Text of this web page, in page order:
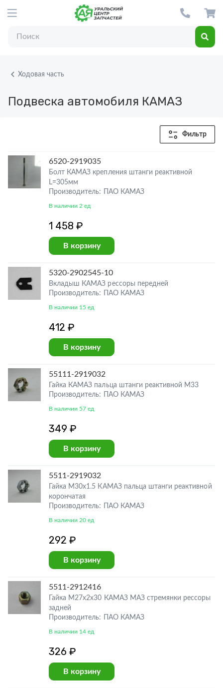
Ходовая часть
Подвеска автомобиля КАМАЗ
Фильтр
6520-2919035
Болт КАМАЗ крепления штанги реактивной
L=305мм
Производитель: ПАО КАМАЗ
В наличии 2 ед
1 458 ₽
В корзину
5320-2902545-10
Вкладыш КАМАЗ рессоры передней
Производитель: ПАО КАМАЗ
В наличии 15 ед
412 ₽
В корзину
55111-2919032
Гайка КАМАЗ пальца штанги реактивной М33
Производитель: ПАО КАМАЗ
В наличии 57 ед
349 ₽
В корзину
5511-2919032
Гайка М30х1.5 КАМАЗ пальца штанги реактивной
корончатая
Производитель: ПАО КАМАЗ
В наличии 20 ед
292 ₽
В корзину
5511-2912416
Гайка М27х2х30 КАМАЗ МАЗ стремянки рессоры
задней
Производитель: ПАО КАМАЗ
В наличии 14 ед
326 ₽
В корзину